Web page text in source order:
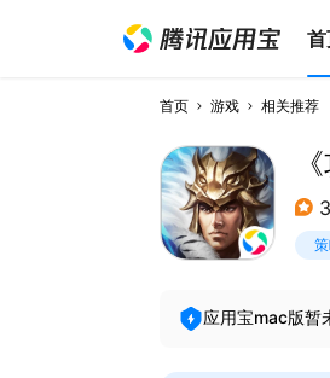
首页 游戏 相关推荐
应用宝mac版暂